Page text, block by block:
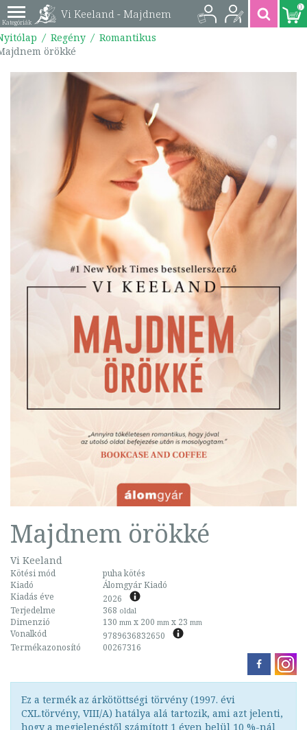
Vi Keeland - Majdnem
örökké |
9789636832650
0
Regény
Romantikus
örökké
Majdnem örökké
Vi Keeland
Kötési mód
puha kötés
Kiadó
Álomgyár Kiadó
Kiadás éve
2026
Terjedelme
368 oldal
Dimenzió 130 mm x 200 mm x 23 mm
Vonalkód
9789636832650
Termékazonosító
00267316
Ez a termék az árkötöttségi törvény (1997. évi
CXL.törvény, VIII/A) hatálya alá tartozik, ami azt jelenti,
hogy a megjelenéstől számított 1 éven belül 10 %-nál